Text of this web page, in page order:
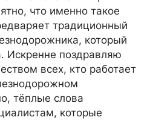
что именно такое
традиционный
который
Искренне поздравляю
всех, кто работает
тёплые слова
которые